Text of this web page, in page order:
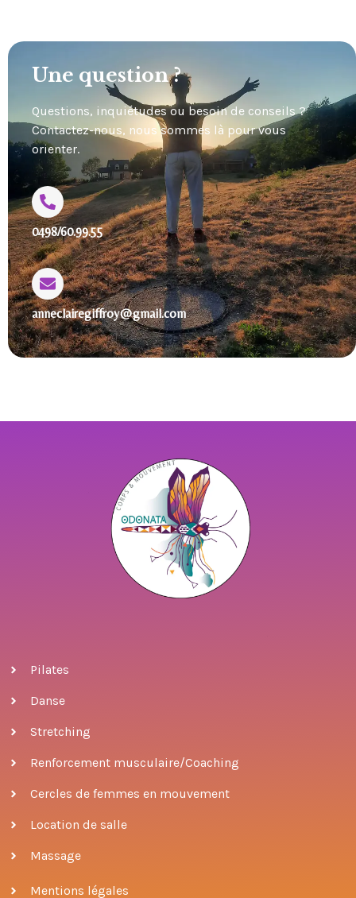
Une question ?
Questions, inquiétudes ou besoin de conseils ?
Contactez-nous, nous sommes là pour vous
orienter.
0498/60.99.55
anneclairegiffroy@gmail.com
Pilates
Danse
Stretching
Renforcement musculaire/Coaching
Cercles de femmes en mouvement
Location de salle
Massage
Mentions légales